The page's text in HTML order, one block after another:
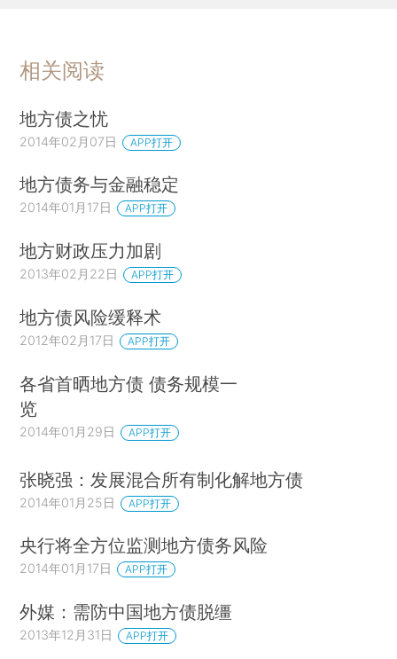
相关阅读
地方债之忧
2014年02月07日 APP打开
地方债务与金融稳定
2014年01月17日 APP打开
地方财政压力加剧
2013年02月22日 APP打开
地方债风险缓释术
2012年02月17日 APP打开
各省首晒地方债 债务规模一
览
2014年01月29日 APP打开
张晓强：发展混合所有制化解地方债
2014年01月25日 APP打开
央行将全方位监测地方债务风险
2014年01月17日 APP打开
外媒：需防中国地方债脱缰
2013年12月31日 APP打开